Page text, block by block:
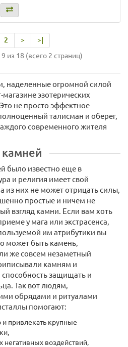
2 >
>|
из 18 (всего 2 страниц)
наделенные огромной силой
эзотерических
не просто эффектное
талисман и оберег,
современного жителя
камней
было известно еще в
и религия имеет свой
из них не может отрицать силы,
простые и ничем не
взгляд камни. Если вам хоть
у мага или экстрасенса,
им атрибутики вы
может быть камень,
же совсем незаметный
камням и
защищать и
Так вот людям,
обрядами и ритуалами
помогают:
и привлекать крупные
воздействий,